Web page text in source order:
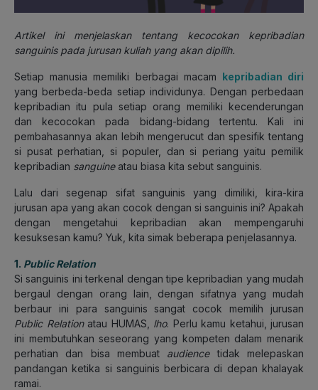
Artikel ini menjelaskan tentang kecocokan kepribadian
sanguinis pada jurusan kuliah yang akan dipilih.
Setiap manusia memiliki berbagai macam kepribadian diri
yang berbeda-beda setiap individunya. Dengan perbedaan
kepribadian itu pula setiap orang memiliki kecenderungan
dan kecocokan pada bidang-bidang tertentu. Kali ini
pembahasannya akan lebih mengerucut dan spesifik tentang
si pusat perhatian, si populer, dan si periang yaitu pemilik
kepribadian sanguineatau biasa kita sebut sanguinis.
Lalu dari segenap sifat sanguinis yang dimiliki, kira-kira
jurusan apa yang akan cocok dengan si sanguinis ini? Apakah
dengan mengetahui kepribadian akan mempengaruhi
kesuksesan kamu? Yuk, kita simak beberapa penjelasannya.
1. Public Relation
Si sanguinis ini terkenal dengan tipe kepribadian yang mudah
bergaul dengan orang lain, dengan sifatnya yang mudah
berbaur ini para sanguinis sangat cocok memilih jurusan
Public Relationatau HUMAS, lho. Perlu kamu ketahui, jurusan
ini membutuhkan seseorang yang kompeten dalam menarik
perhatian dan bisa membuat audiencetidak melepaskan
pandangan ketika si sanguinis berbicara di depan khalayak
ramai.